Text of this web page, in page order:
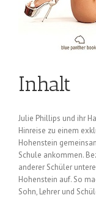
Inhalt
Julie Phillips und ihr
Hinreise zu einem
Hohenstein
Schule ankommen.
anderer Schüler
Hohenstein auf. So
Sohn, Lehrer und